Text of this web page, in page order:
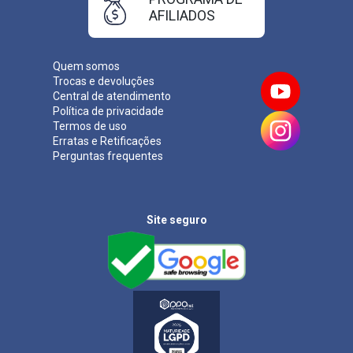
Quem somos
Trocas e devoluções
Central de atendimento
Política de privacidade
Termos de uso
Erratas e Retificações
Perguntas frequentes
AFILIADOS
Site seguro